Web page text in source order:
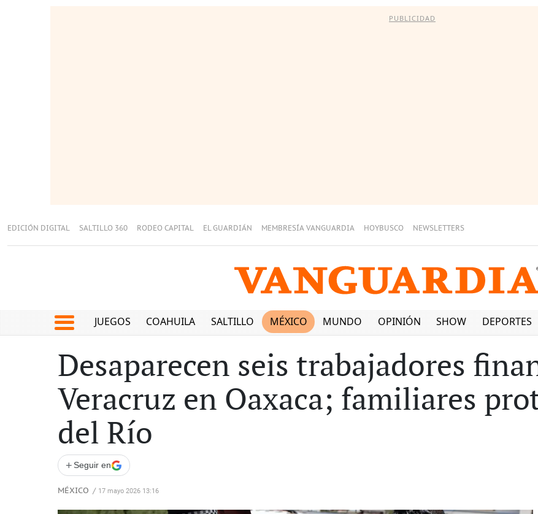
PUBLICIDAD
EDICIÓN DIGITAL SALTILLO 360 RODEO CAPITAL EL GUARDIÁN MEMBRESÍA VANGUARDIA HOYBUSCO NEWSLETTERS
JUEGOS COAHUILA SALTILLO MÉXICO MUNDO OPINIÓN SHOW DEPORTES
Desaparecen seis trabajadores
Veracruz en Oaxaca; familiares
del Río
+ Seguir en
MÉXICO / 17 mayo 2026 13:16